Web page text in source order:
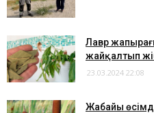
​Лавр
жайқалтып
23.03.2024 22:08
Жабайы